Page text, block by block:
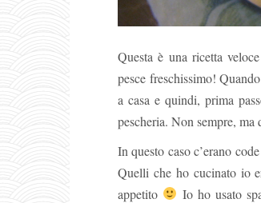
Questa è una ricetta
pesce freschissimo!
a casa e quindi, prima
pescheria. Non sempre,
In questo caso c’erano
Quelli che ho cucinato io
appetito
Io ho usato